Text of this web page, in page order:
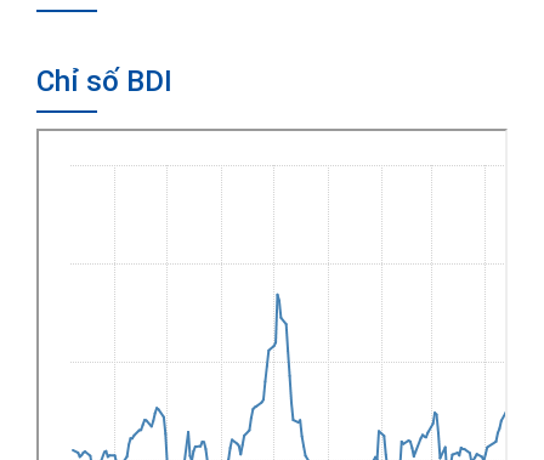
Chỉ số BDI